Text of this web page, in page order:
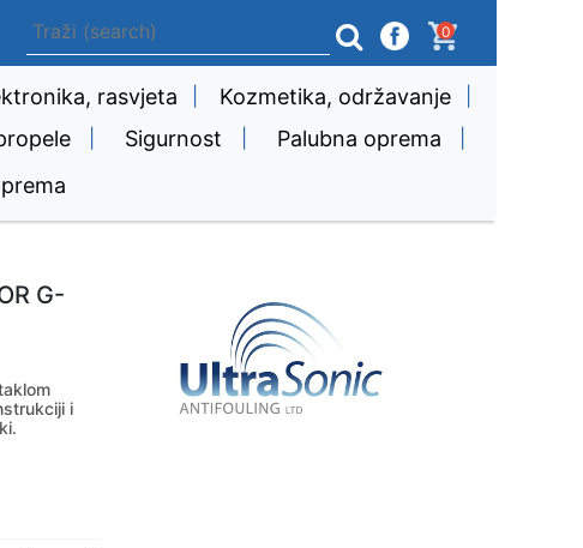
0
rasvjeta Kozmetika, održavanje
Sigurnost Palubna oprema
G-
i